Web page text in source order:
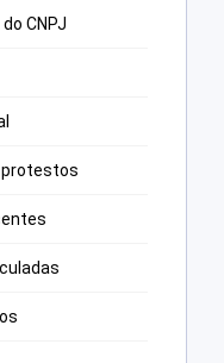
CNPJ
protestos